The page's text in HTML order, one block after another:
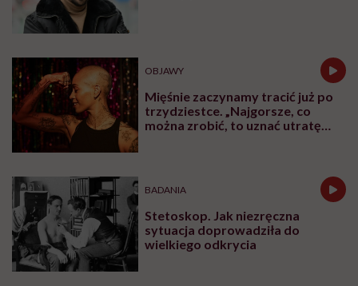
OBJAWY
Mięśnie zaczynamy tracić już po
trzydziestce. „Najgorsze, co
można zrobić, to uznać utratę
BADANIA
Stetoskop. Jak niezręczna
sytuacja doprowadziła do
wielkiego odkrycia